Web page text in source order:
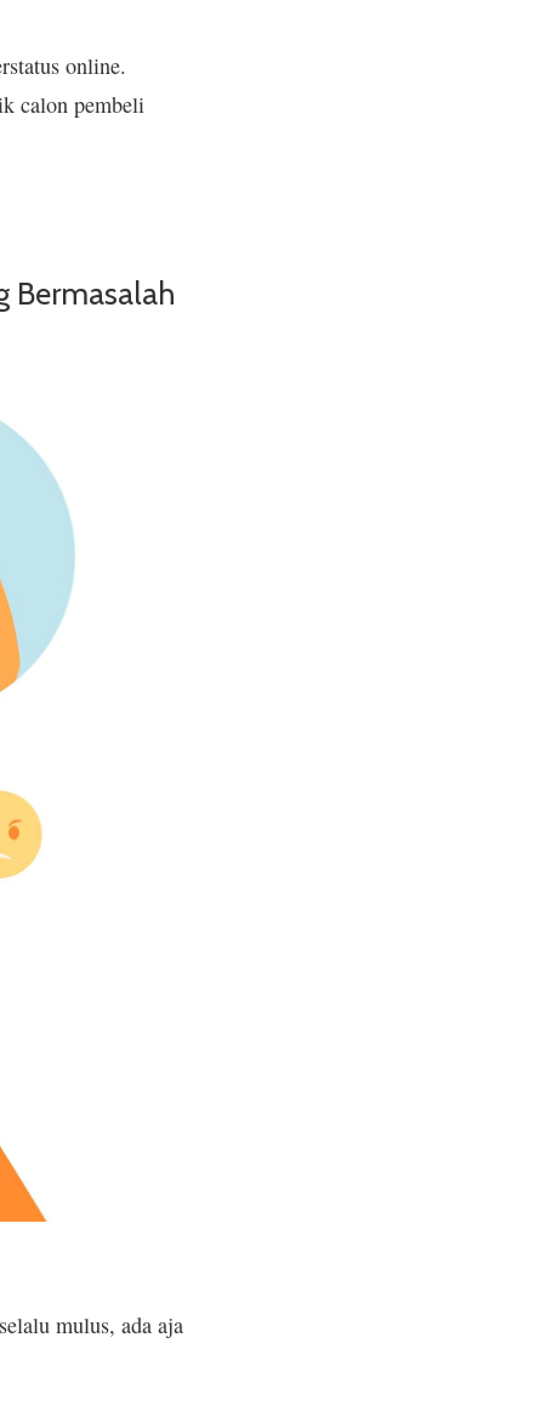
online.
calon pembeli
Bermasalah
mulus, ada aja